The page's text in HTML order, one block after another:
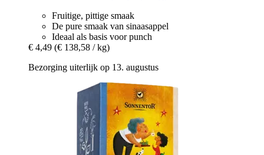
Fruitige, pittige smaak
De pure smaak van sinaasappel
Ideaal als basis voor punch
€ 4,49 (€ 138,58 / kg)
Bezorging uiterlijk op 13. augustus